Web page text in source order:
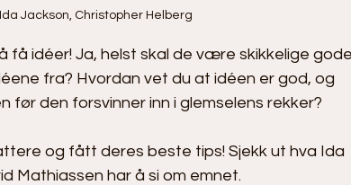
Jackson, Christopher Helberg
få idéer! Ja, helst skal de være skikkelige
fra? Hvordan vet du at idéen er god, og
før den forsvinner inn i glemselens rekker?
og fått deres beste tips! Sjekk ut hva Ida
Mathiassen har å si om emnet.